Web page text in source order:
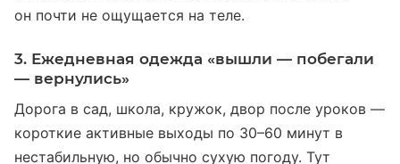
он почти не ощущается на теле.
3. Ежедневная одежда «вышли — побегали
— вернулись»
Дорога в сад, школа, кружок, двор после уроков —
короткие активные выходы по 30–60 минут в
нестабильную, но обычно сухую погоду. Тут